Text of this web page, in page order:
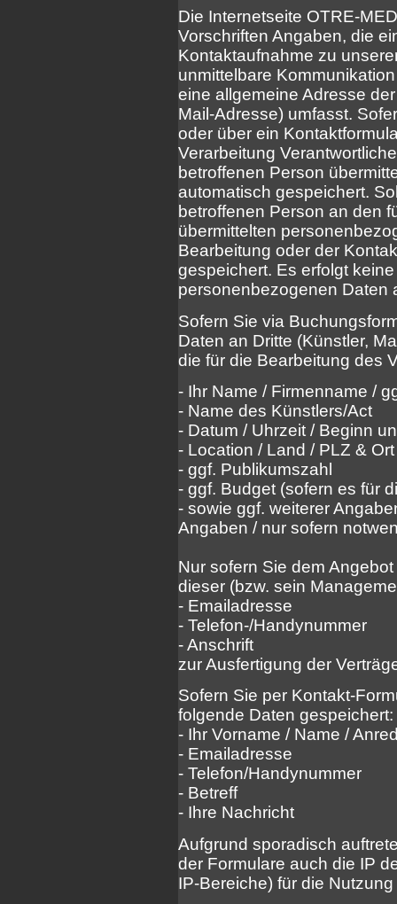
Die Internetseite OTRE-
Vorschriften Angaben, die
Kontaktaufnahme zu
unmittelbare
eine allgemeine Adresse
Mail-Adresse) umfasst.
oder über ein
Verarbeitung
betroffenen Person
automatisch gespeichert.
betroffenen Person an den
übermittelten
Bearbeitung oder der
gespeichert. Es erfolgt
personenbezogenen Daten
Sofern Sie via
Daten an Dritte (Künstler,
die für die Bearbeitung des
- Ihr Name / Firmenname /
- Name des Künstlers/Act
- Datum / Uhrzeit / Beginn
- Location / Land / PLZ & Ort
- ggf. Publikumszahl
- ggf. Budget (sofern es für
- sowie ggf. weiterer
Angaben / nur sofern
Nur sofern Sie dem
dieser (bzw. sein
- Emailadresse
- Telefon-/Handynummer
- Anschrift
zur Ausfertigung der
Sofern Sie per Kontakt-
folgende Daten gespeichert:
- Ihr Vorname / Name /
- Emailadresse
- Telefon/Handynummer
- Betreff
- Ihre Nachricht
Aufgrund sporadisch
der Formulare auch die IP
IP-Bereiche) für die